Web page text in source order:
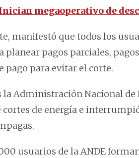
megaoperativo de
manifestó que todos los
planear pagos parciales,
pago para evitar el corte.
la Administración Nacional
cortes de energía e
usuarios de la ANDE